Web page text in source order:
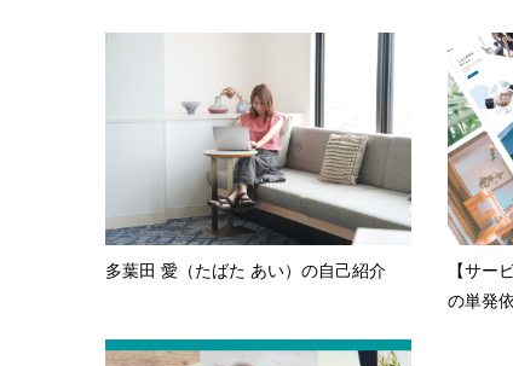
多葉田 愛（たばた あい）の自己紹介
【サー
の単発